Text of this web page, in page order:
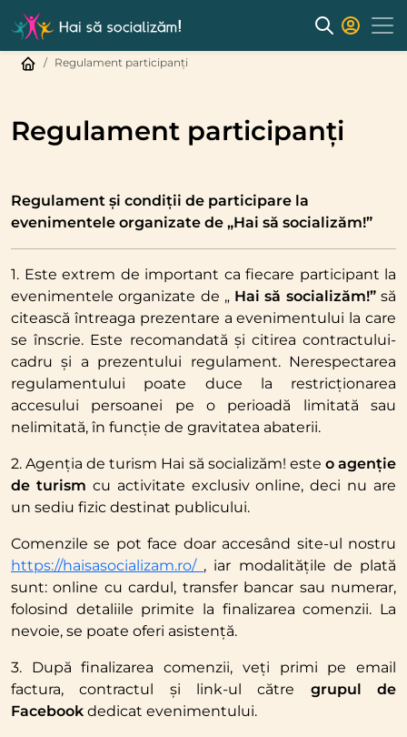
Regulament participanți
Regulament participanți
Regulament și condiții de participare la
evenimentele organizate de „Hai să socializăm!”
1. Este extrem de important ca fiecare participant la
evenimentele organizate de „ Hai să socializăm!”să
citească întreaga prezentare a evenimentului la care
se înscrie. Este recomandată și citirea contractului-
cadru și a prezentului regulament. Nerespectarea
regulamentului poate duce la restricționarea
accesului persoanei pe o perioadă limitată sau
nelimitată, în funcție de gravitatea abaterii.
2. Agenția de turism Hai să socializăm! este o agenție
de turism cu activitate exclusiv online, deci nu are
un sediu fizic destinat publicului.
Comenzile se pot face doar accesând site-ul nostru
https://haisasocializam.ro/ , iar modalitățile de plată
sunt: online cu cardul, transfer bancar sau numerar,
folosind detaliile primite la finalizarea comenzii. La
nevoie, se poate oferi asistență.
3. După finalizarea comenzii, veți primi pe email
factura, contractul și link-ul către grupul de
Facebook dedicat evenimentului.